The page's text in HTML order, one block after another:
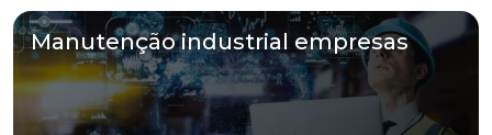
Manutenção industrial empresas